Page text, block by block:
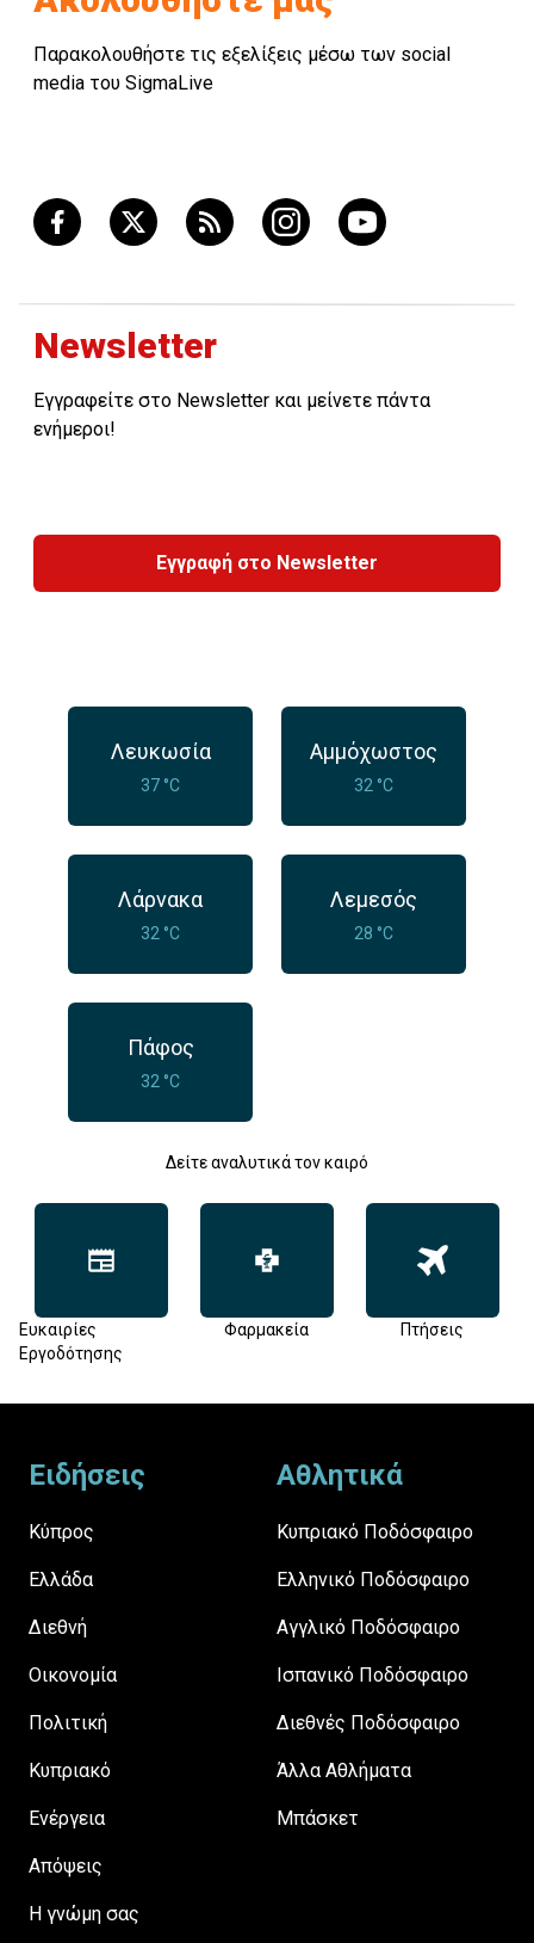
Παρακολουθήστε τις εξελίξεις μέσω των social
media του SigmaLive
Newsletter
Εγγραφείτε στο Newsletter και μείνετε πάντα
ενήμεροι!
Εγγραφή στο Newsletter
Λευκωσία
37 °C
Αμμόχωστος
32 °C
Λάρνακα
32 °C
Λεμεσός
28 °C
Πάφος
32 °C
Δείτε αναλυτικά τον καιρό
Ευκαιρίες
Εργοδότησης
Φαρμακεία Πτήσεις
Ειδήσεις
Κύπρος
Ελλάδα
Διεθνή
Οικονομία
Πολιτική
Κυπριακό
Ενέργεια
Απόψεις
H γνώμη σας
Αθλητικά
Κυπριακό Ποδόσφαιρο
Ελληνικό Ποδόσφαιρο
Αγγλικό Ποδόσφαιρο
Ισπανικό Ποδόσφαιρο
Διεθνές Ποδόσφαιρο
Άλλα Αθλήματα
Μπάσκετ